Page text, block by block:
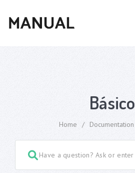
Básico
Home / Documentation